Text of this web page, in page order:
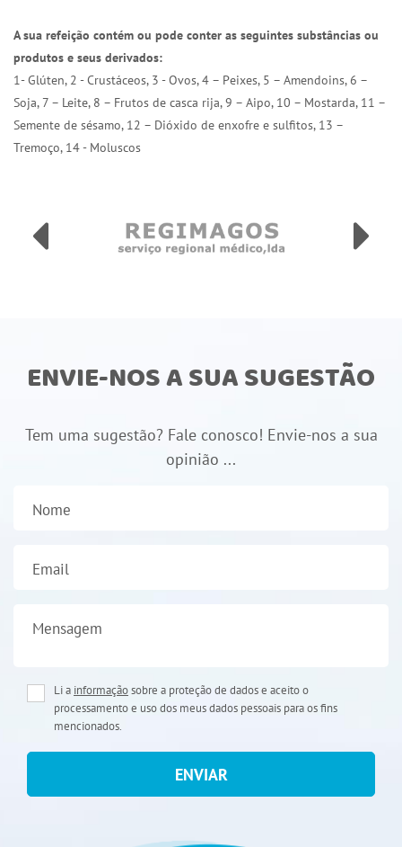
A sua refeição contém ou pode conter as seguintes substâncias ou
produtos e seus derivados:
1- Glúten, 2 - Crustáceos, 3 - Ovos, 4 – Peixes, 5 – Amendoins, 6 –
Soja, 7 – Leite, 8 – Frutos de casca rija, 9 – Aipo, 10 – Mostarda, 11 –
Semente de sésamo, 12 – Dióxido de enxofre e sulfitos, 13 –
Tremoço, 14 - Moluscos
ENVIE-NOS A SUA SUGESTÃO
Tem uma sugestão? Fale conosco! Envie-nos a sua
opinião ...
Nome
Email
Mensagem
Li a informaçãosobre a proteção de dados e aceito o
processamento e uso dos meus dados pessoais para os fins
mencionados.
ENVIAR